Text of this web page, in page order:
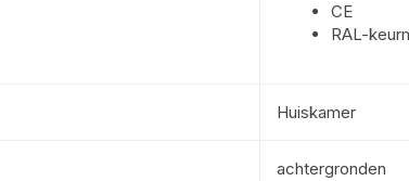
CE
RAL-
Huiskamer
achtergronden